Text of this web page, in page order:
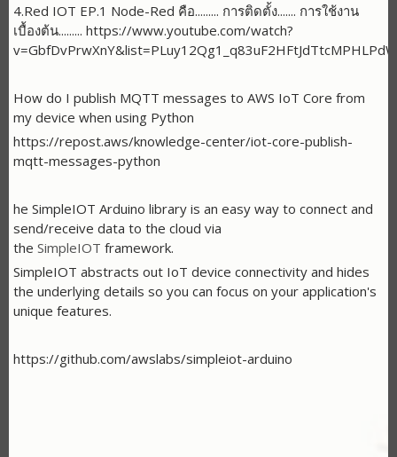
4.Red IOT EP.1 Node-Red คือ......... การติดตั้ง....... การใช้งาน
เบื้องต้น......... https://www.youtube.com/watch?
How do I publish MQTT messages to AWS IoT Core from
my device when using Python
https://repost.aws/knowledge-center/iot-core-publish-
mqtt-messages-python
he SimpleIOT Arduino library is an easy way to connect and
send/receive data to the cloud via
the SimpleIOT framework.
SimpleIOT abstracts out IoT device connectivity and hides
the underlying details so you can focus on your application's
unique features.
https://github.com/awslabs/simpleiot-arduino